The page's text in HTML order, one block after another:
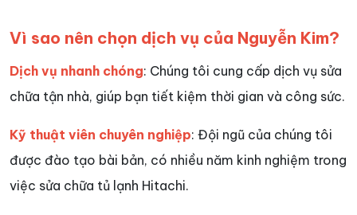
Vì sao nên chọn dịch vụ của Nguyễn Kim?
Dịch vụ nhanh chóng: Chúng tôi cung cấp dịch vụ sửa
chữa tận nhà, giúp bạn tiết kiệm thời gian và công sức.
Kỹ thuật viên chuyên nghiệp: Đội ngũ của chúng tôi
được đào tạo bài bản, có nhiều năm kinh nghiệm trong
việc sửa chữa tủ lạnh Hitachi.